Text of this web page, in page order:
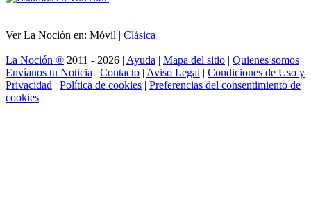
Ver La Noción en: Móvil | Clásica
La Noción ® 2011 - 2026 | Ayuda | Mapa del sitio | Quienes somos |
Envíanos tu Noticia | Contacto | Aviso Legal | Condiciones de Uso y
Privacidad | Política de cookies | Preferencias del consentimiento de
cookies